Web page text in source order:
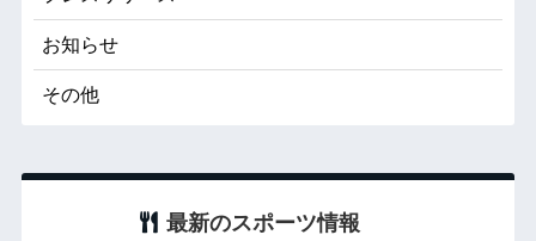
お知らせ
その他
最新のスポーツ情報